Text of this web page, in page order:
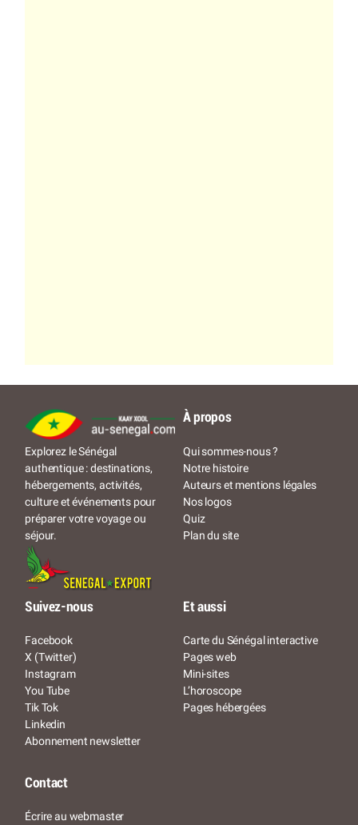
Explorez le Sénégal
authentique : destinations,
hébergements, activités,
culture et événements pour
préparer votre voyage ou
séjour.
À propos
Qui sommes-nous ?
Notre histoire
Auteurs et mentions légales
Nos logos
Quiz
Plan du site
Suivez-nous
Facebook
X (Twitter)
Instagram
You Tube
Tik Tok
Linkedin
Abonnement newsletter
Et aussi
Carte du Sénégal interactive
Pages web
Mini-sites
L’horoscope
Pages hébergées
Contact
Écrire au webmaster